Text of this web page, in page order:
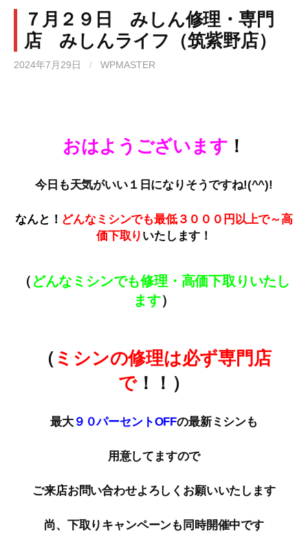
７月２９日 みしん修理・専門
店 みしんライフ（筑紫野店）
2024年7月29日 / WPMASTER
おはようございます ！
今日も天気がいい１日になりそうですね!(^^)!
なんと！ どんなミシンでも最低３０００円以上で～高
価下取り いたします！
（ どんなミシンでも修理・高価下取りいたし
ます）
（ ミシンの修理は必ず専門店
で！！）
最大９０パーセントOFFの最新ミシンも
用意してますので
ご来店お問い合わせよろしくお願いいたします
尚、下取りキャンペーンも同時開催中です